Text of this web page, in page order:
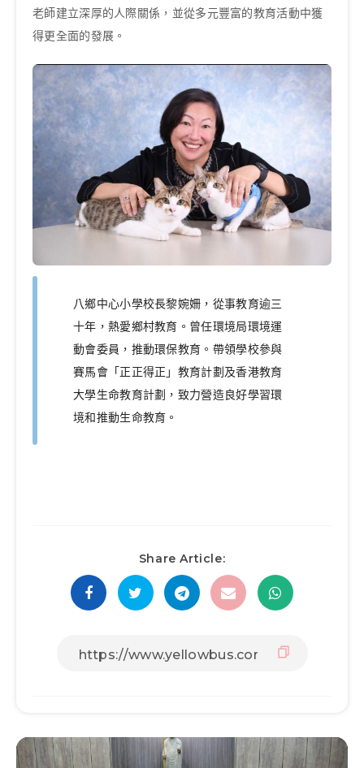
老師建立深厚的人際關係，並從多元豐富的教育活動中獲
得更全面的發展。
八鄉中心小學校長黎婉姍，從事教育逾三
十年，熱愛鄉村教育。曾任環境局環境運
動會委員，推動環保教育。帶領學校參與
賽馬會「正正得正」教育計劃及香港教育
大學生命教育計劃，致力營造良好學習環
境和推動生命教育。
Share Article: